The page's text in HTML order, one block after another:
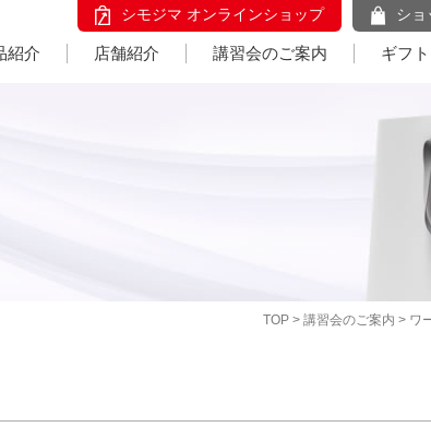
シモジマ オンラインショップ ショ
紹介 店舗紹介 講習会のご案内 ギフ
TOP > 講習会のご案内 > ワ